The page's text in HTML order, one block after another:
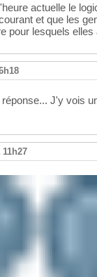
actuelle le
et que les
pour lesquels elles
J'y vois
11h27